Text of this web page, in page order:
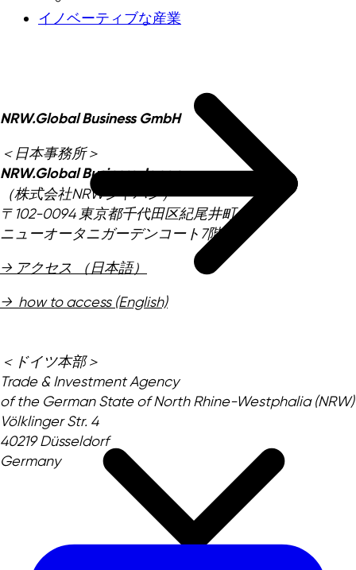
イノベーティブな産業
NRW.Global Business GmbH
＜日本事務所＞
NRW.Global Business Japan
（株式会社NRWジャパン）
〒102-0094 東京都千代田区紀尾井町4-1
ニューオータニガーデンコート7階
→ アクセス （日本語）
→ how to access (English)
＜ドイツ本部＞
Trade & Investment Agency
of the German State of North Rhine-Westphalia (NRW)
Völklinger Str. 4
40219 Düsseldorf
Germany